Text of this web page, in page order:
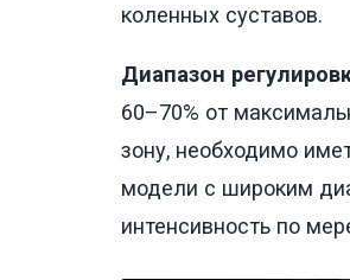
коленных суставов.
Диапазон
60–70% от
зону, необходимо
модели с широким
интенсивность по